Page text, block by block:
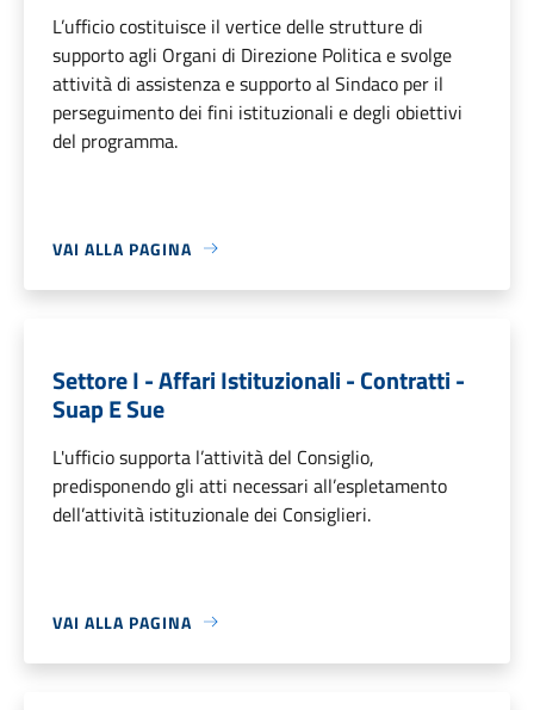
L’ufficio costituisce il vertice delle strutture di
supporto agli Organi di Direzione Politica e svolge
attività di assistenza e supporto al Sindaco per il
perseguimento dei fini istituzionali e degli obiettivi
del programma.
VAI ALLA PAGINA
Settore I - Affari Istituzionali - Contratti -
Suap E Sue
L'ufficio supporta l’attività del Consiglio,
predisponendo gli atti necessari all’espletamento
dell’attività istituzionale dei Consiglieri.
VAI ALLA PAGINA